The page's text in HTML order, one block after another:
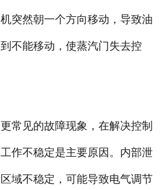
突然朝一个方向移动，导致油
不能移动，使蒸汽门失去控
见的故障现象，在解决控制
作不稳定是主要原因。内部泄
域不稳定，可能导致电气调节